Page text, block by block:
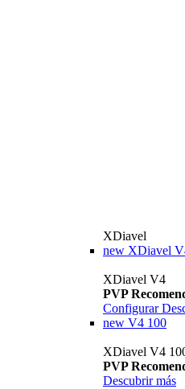
XDiavel
new XDiavel
XDiavel V4
PVP
Configurar
new V4 100
XDiavel V4
PVP
Descubrir más